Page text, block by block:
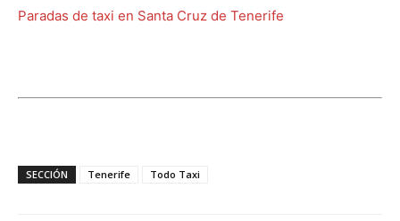
Paradas de taxi en Santa Cruz de Tenerife
SECCIÓN Tenerife Todo Taxi